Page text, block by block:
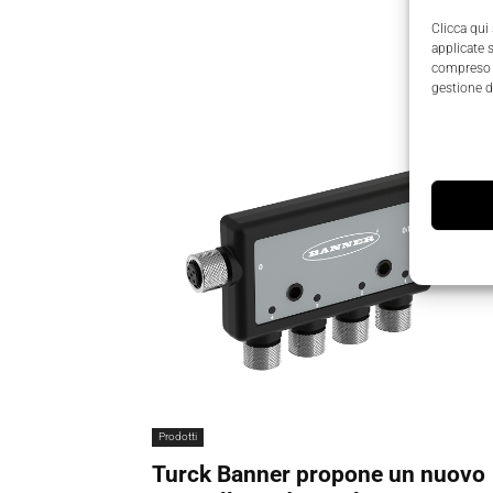
Clicca qui
applicate
gestione
Prodotti
Turck Banner propone un nuovo